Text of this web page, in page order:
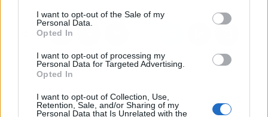
I want to opt-out of the Sale of my
Personal Data.
Opted In
I want to opt-out of processing my
Personal Data for Targeted Advertising.
Opted In
I want to opt-out of Collection, Use,
Retention, Sale, and/or Sharing of my
Personal Data that Is Unrelated with the